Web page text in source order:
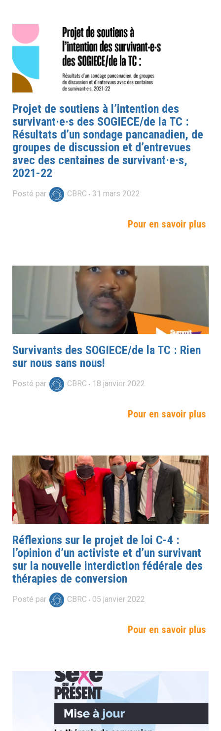
Projet de soutiens à l’intention des
survivant·e·s des SOGIECE/de la TC :
Résultats d’un sondage pancanadien, de
groupes de discussion et d’entrevues
avec des centaines de survivant·e·s,
2021-22
Posté par CBRC 31 mars 2022
Pour en savoir plus
Survivants des SOGIECE/de la TC : Rien
sur nous sans nous!
Posté par CBRC 18 janvier 2022
Pour en savoir plus
Réflexions sur le projet de loi C-4 :
l’opinion d’un activiste et d’un survivant
sur la nouvelle interdiction fédérale des
thérapies de conversion
Posté par CBRC 05 janvier 2022
Pour en savoir plus